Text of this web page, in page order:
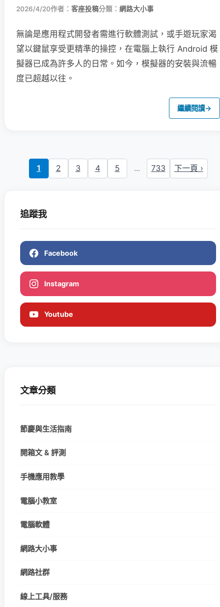
2026/4/20作者： 客座投稿分類： 網路大小事
無論是應用程式開發者需進行軟體測試，或手遊玩家渴
望以鍵鼠享受更精準的操控，在電腦上執行 Android 模
擬器已成為許多人的日常。如今，模擬器的安裝與流暢
度已超越以往。
繼續閱讀→
1 2 3 4 5 ... 733 下一頁 ›
追蹤我
Facebook
Instagram
Youtube
文章分類
節慶與生活指南
開箱文 & 評測
手機應用教學
電腦小教室
電腦軟體
網路大小事
網路社群
線上工具/服務